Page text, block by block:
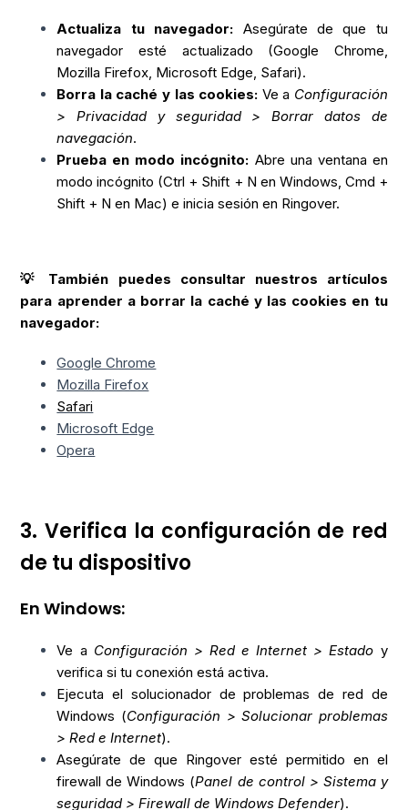
Actualiza tu navegador: Asegúrate de que tu
navegador esté actualizado (Google Chrome,
Mozilla Firefox, Microsoft Edge, Safari).
Borra la caché y las cookies: Ve a Configuración
> Privacidad y seguridad > Borrar datos de
navegación.
Prueba en modo incógnito: Abre una ventana en
modo incógnito (Ctrl + Shift + N en Windows, Cmd +
Shift + N en Mac) e inicia sesión en Ringover.
💡 También puedes consultar nuestros artículos
para aprender a borrar la caché y las cookies en tu
navegador:
Google Chrome
Mozilla Firefox
Safari
Microsoft Edge
Opera
3. Verifica la configuración de red
de tu dispositivo
En Windows:
Ve a Configuración > Red e Internet > Estado y
verifica si tu conexión está activa.
Ejecuta el solucionador de problemas de red de
Windows (Configuración > Solucionar problemas
> Red e Internet).
Asegúrate de que Ringover esté permitido en el
firewall de Windows (Panel de control > Sistema y
seguridad > Firewall de Windows Defender).